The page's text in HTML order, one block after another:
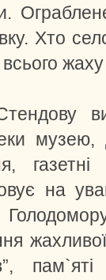
Хто
музею,
на